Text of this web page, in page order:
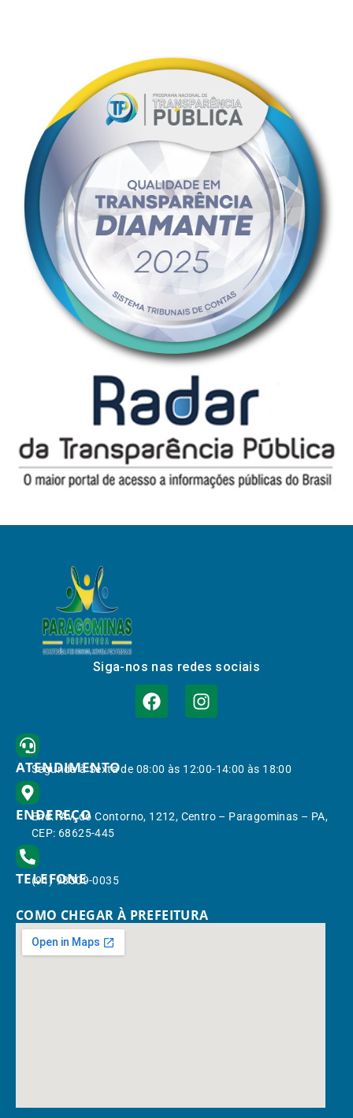
Siga-nos nas redes sociais
ATENDIMENTO
Segunda à Sexta de 08:00 às 12:00-14:00 às 18:00
ENDEREÇO
End.: Av. do Contorno, 1212, Centro – Paragominas – PA,
CEP: 68625-445
TELEFONE
(91) 98309-0035
COMO CHEGAR À PREFEITURA